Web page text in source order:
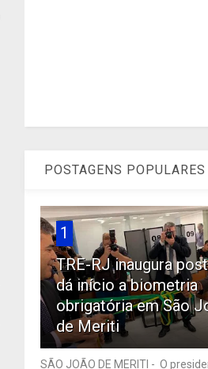
POSTAGENS POPULARES
1
TRE-RJ inaugura
dá início a biometria
obrigatória em São
de Meriti
SÃO JOÃO DE MERITI - O